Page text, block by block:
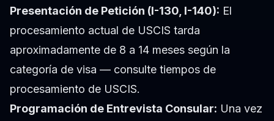
Presentación de Petición (I-130, I-140): El
procesamiento actual de USCIS tarda
aproximadamente de 8 a 14 meses según la
categoría de visa — consulte tiempos de
procesamiento de USCIS.
Programación de Entrevista Consular: Una vez